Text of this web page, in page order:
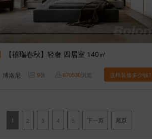
【禧瑞春秋】轻奢 四居室 140㎡
博洛尼 9张 670530浏览 这样装修多少钱?
1 2 3 4 5 下一页 尾页